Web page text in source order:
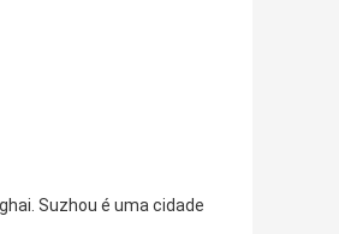
Suzhou é uma cidade